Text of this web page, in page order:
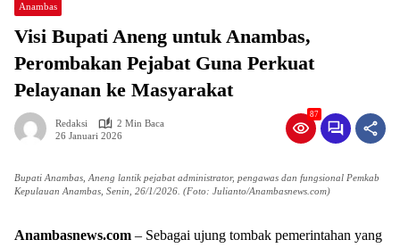
Anambas
Visi Bupati Aneng untuk Anambas,
Perombakan Pejabat Guna Perkuat
Pelayanan ke Masyarakat
Redaksi
2 Min Baca
26 Januari 2026
87
‎Bupati Anambas, Aneng lantik pejabat administrator, pengawas dan fungsional Pemkab
Kepulauan Anambas, Senin, 26/1/2026. (Foto: Julianto/Anambasnews.com)
Anambasnews.com – Sebagai ujung tombak pemerintahan yang